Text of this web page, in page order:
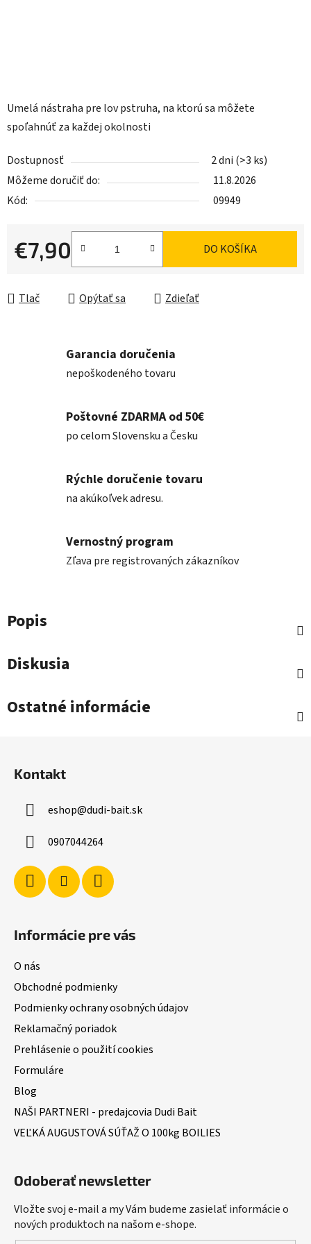
Umelá nástraha pre lov pstruha, na ktorú sa môžete
spoľahnúť za každej okolnosti
Dostupnosť 2 dni (>3 ks)
Môžeme doručiť do:
11.8.2026
Kód:
09949
€7,90
Jednotková cena:
DO KOŠÍKA
Tlač Opýtať sa Zdieľať
Garancia doručenia
nepoškodeného tovaru
Poštovné ZDARMA od 50€
po celom Slovensku a Česku
Rýchle doručenie tovaru
na akúkoľvek adresu.
Vernostný program
Zľava pre registrovaných zákazníkov
Popis
Diskusia
Ostatné informácie
Kontakt
eshop@dudi-bait.sk
0907044264
Informácie pre vás
O nás
Obchodné podmienky
Podmienky ochrany osobných údajov
Reklamačný poriadok
Prehlásenie o použití cookies
Formuláre
Blog
NAŠI PARTNERI - predajcovia Dudi Bait
VEĽKÁ AUGUSTOVÁ SÚŤAŽ O 100kg BOILIES
Odoberať newsletter
Vložte svoj e-mail a my Vám budeme zasielať informácie o
nových produktoch na našom e-shope.